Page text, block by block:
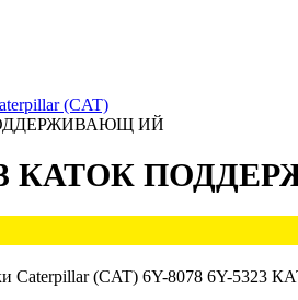
(CAT)
ИЙ
КАТОК